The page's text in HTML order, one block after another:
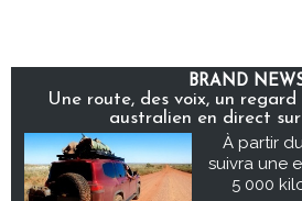
BRAND
Une route, des voix, un regard
australien en direct
À partir
suivra une
5 000